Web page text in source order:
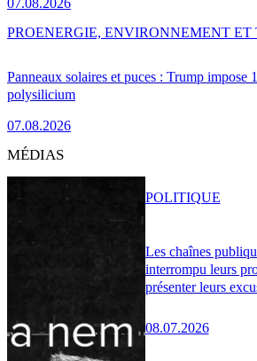
07.08.2026
Panneaux solaires et puces : Trump impose
polysilicium
07.08.2026
PROENERGIE, ENVIRONNEMENT ET
MÉDIAS
Les chaînes
interrompu leurs
présenter leurs
08.07.2026
POLITIQUE